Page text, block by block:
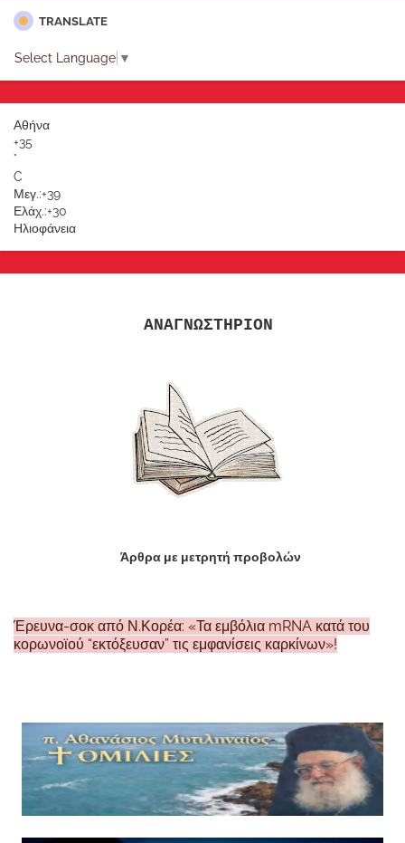
TRANSLATE
Select Language ▼
Αθήνα
+35
°
C
Μεγ.:+39
Ελάχ.:+30
Ηλιοφάνεια
ΑΝΑΓΝΩΣΤΗΡΙΟΝ
Άρθρα με μετρητή προβολών
Έρευνα-σοκ από Ν.Κορέα: «Τα εμβόλια mRNA κατά του
κορωνοϊού “εκτόξευσαν” τις εμφανίσεις καρκίνων»!